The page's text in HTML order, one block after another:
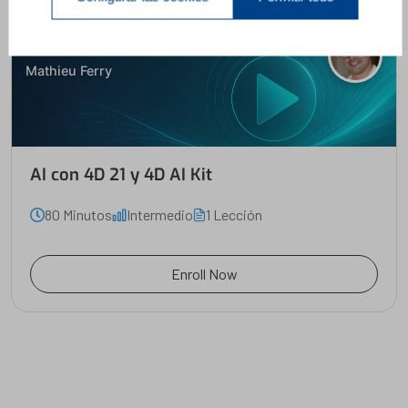
Mathieu Ferry
AI con 4D 21 y 4D AI Kit
80 Minutos Intermedio 1 Lección
Enroll Now